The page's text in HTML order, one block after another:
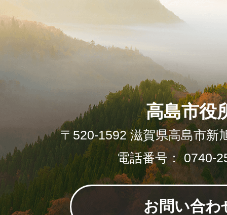
高島市役
〒520-1592 滋賀県高島市新
電話番号： 0740-
お問い合わ